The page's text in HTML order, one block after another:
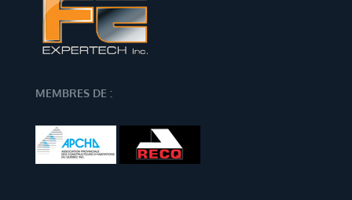
MEMBRES DE :